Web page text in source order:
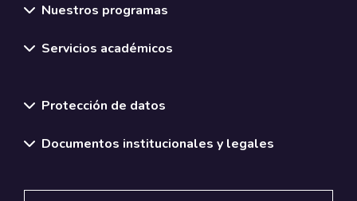
Nuestros programas
Servicios académicos
Protección de datos
Documentos institucionales y legales